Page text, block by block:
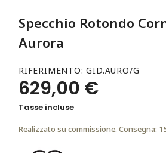
Specchio Rotondo
Aurora
RIFERIMENTO GID.AURO/G
629,00 €
Tasse incluse
Realizzato su commissione. Consegna: